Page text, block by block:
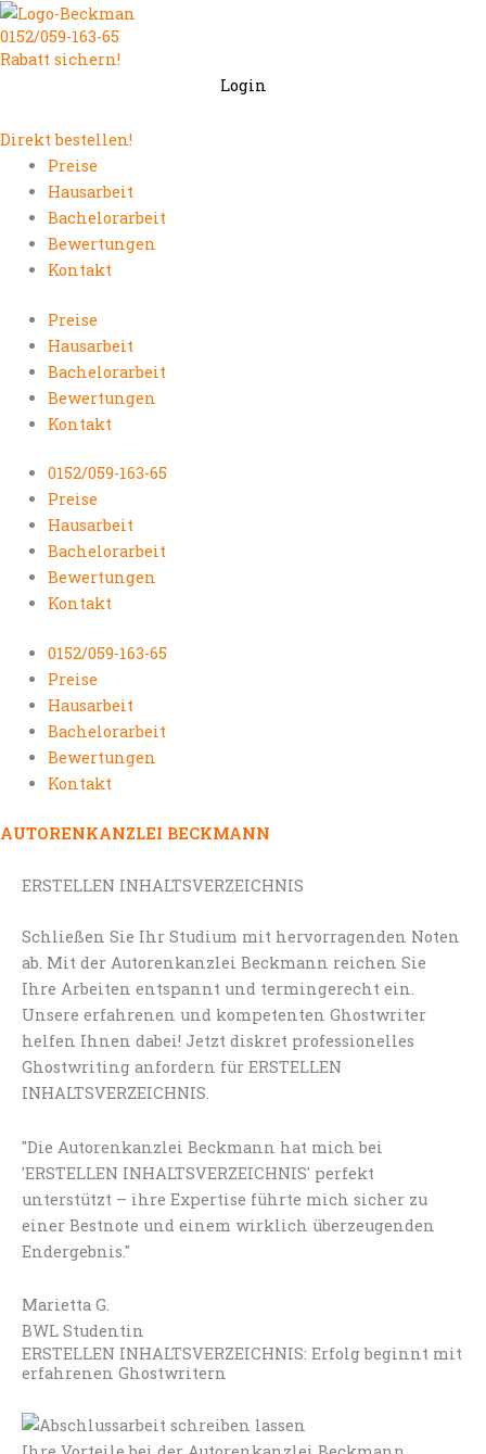
Zum
Inhalt
springen
0152/059-163-65
Rabatt sichern!
Login
Direkt bestellen!
Preise
Hausarbeit
Bachelorarbeit
Bewertungen
Kontakt
Preise
Hausarbeit
Bachelorarbeit
Bewertungen
Kontakt
0152/059-163-65
Preise
Hausarbeit
Bachelorarbeit
Bewertungen
Kontakt
0152/059-163-65
Preise
Hausarbeit
Bachelorarbeit
Bewertungen
Kontakt
AUTORENKANZLEI BECKMANN
ERSTELLEN INHALTSVERZEICHNIS
Schließen Sie Ihr Studium mit hervorragenden Noten
ab. Mit der Autorenkanzlei Beckmann reichen Sie
Ihre Arbeiten entspannt und termingerecht ein.
Unsere erfahrenen und kompetenten Ghostwriter
helfen Ihnen dabei! Jetzt diskret professionelles
Ghostwriting anfordern für ERSTELLEN
INHALTSVERZEICHNIS.
"Die Autorenkanzlei Beckmann hat mich bei
'ERSTELLEN INHALTSVERZEICHNIS' perfekt
unterstützt – ihre Expertise führte mich sicher zu
einer Bestnote und einem wirklich überzeugenden
Endergebnis."
Marietta G.
BWL Studentin
ERSTELLEN INHALTSVERZEICHNIS: Erfolg beginnt mit
erfahrenen Ghostwritern